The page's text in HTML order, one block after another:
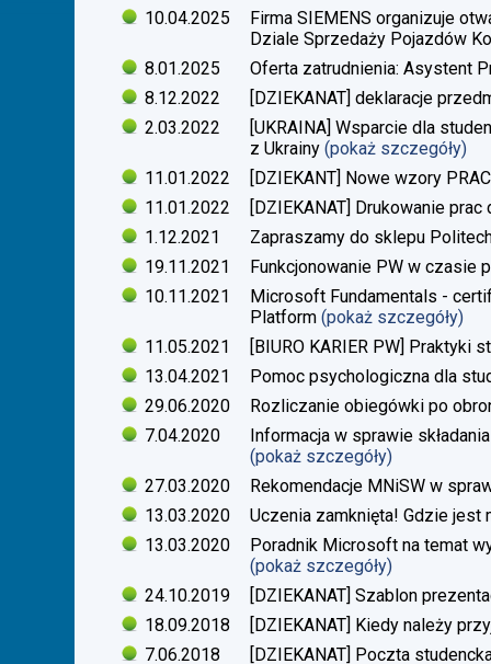
10.04.2025
Firma SIEMENS organizuje
Dziale Sprzedaży Pojazdów
8.01.2025
Oferta zatrudnienia: Asystent
8.12.2022
[DZIEKANAT] deklaracje
2.03.2022
[UKRAINA] Wsparcie dla
z Ukrainy (pokaż szczegóły)
11.01.2022
[DZIEKANT] Nowe wzory
11.01.2022
[DZIEKANAT] Drukowanie
1.12.2021
Zapraszamy do sklepu
19.11.2021
Funkcjonowanie PW w czasie
10.11.2021
Microsoft Fundamentals -
Platform (pokaż szczegóły)
11.05.2021
[BIURO KARIER PW] Praktyki
13.04.2021
Pomoc psychologiczna dla
29.06.2020
Rozliczanie obiegówki po
7.04.2020
Informacja w sprawie
(pokaż szczegóły)
27.03.2020
Rekomendacje MNiSW w
13.03.2020
Uczenia zamknięta! Gdzie jest
13.03.2020
Poradnik Microsoft na temat
(pokaż szczegóły)
24.10.2019
[DZIEKANAT] Szablon
18.09.2018
[DZIEKANAT] Kiedy należy
7.06.2018
[DZIEKANAT] Poczta